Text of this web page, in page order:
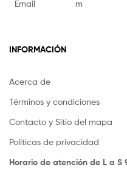
INFORMACIÓN
Acerca de
Términos y condiciones
Contacto y Sitio del mapa
Políticas de privacidad
Horario de atención de L a S